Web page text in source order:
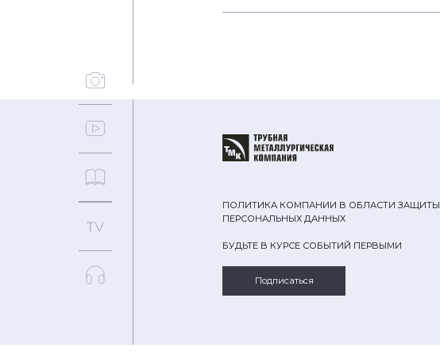
ПОЛИТИКА КОМПАНИИ В ОБЛАСТИ ЗАЩИТЫ
ПЕРСОНАЛЬНЫХ ДАННЫХ
БУДЬТЕ В КУРСЕ СОБЫТИЙ ПЕРВЫМИ
Подписаться